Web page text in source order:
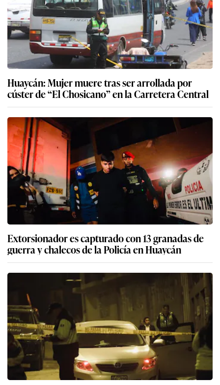
Huaycán: Mujer muere tras ser arrollada por
cúster de “El Chosicano” en la Carretera Central
Extorsionador es capturado con 13 granadas de
guerra y chalecos de la Policía en Huaycán